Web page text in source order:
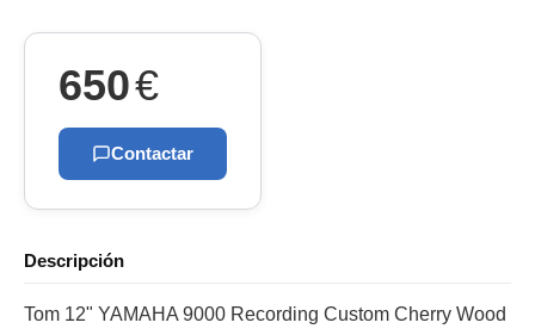
650€
Contactar
Descripción
Tom 12" YAMAHA 9000 Recording Custom Cherry Wood